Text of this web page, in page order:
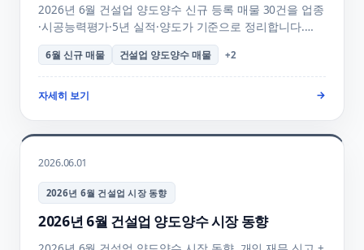
2026년 6월 건설업 양도양수 신규 등록 매물 30건을 업종
·시공능력평가·5년 실적·양도가 기준으로 정리합니다.
개인 재무 신고 + 공시 대기기의 매물 흐름과 우선 검토
매물, 업종별 매물 비교와 양도양수 절차 안내를 함께
확인하실 수 있습니다.
6월 신규 매물 건설업 양도양수 매물 +2
자세히 보기 →
2026.06.01
2026년 6월 건설업 시장 동향
2026년 6월 건설업 양도양수 시장 동향